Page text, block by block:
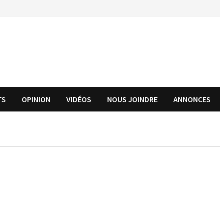
OPINION VIDÉOS NOUS JOINDRE ANNONCES